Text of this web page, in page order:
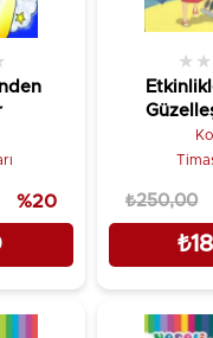
%20
★ ★
₺250,00